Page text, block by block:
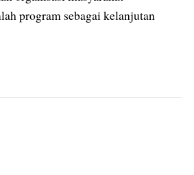
program sebagai kelanjutan